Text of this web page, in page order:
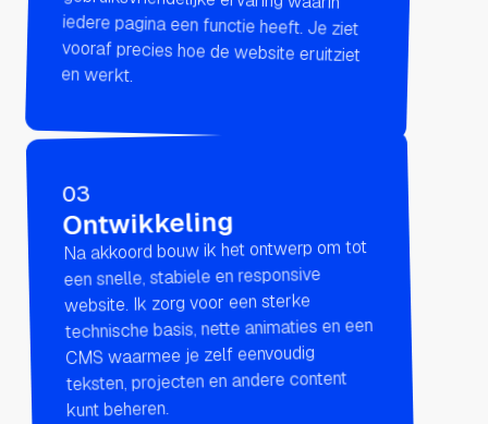
en werkt.
03
Ontwikkeling
Na akkoord bouw ik het ontwerp om tot
een snelle, stabiele en responsive
website. Ik zorg voor een sterke
technische basis, nette animaties en een
CMS waarmee je zelf eenvoudig
teksten, projecten en andere content
kunt beheren.